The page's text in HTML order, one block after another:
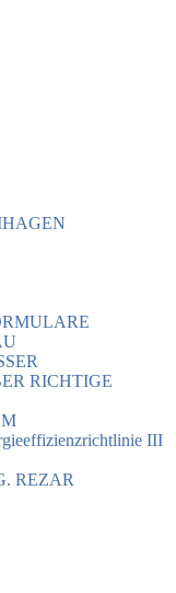
RICHTIGE
III
REZAR